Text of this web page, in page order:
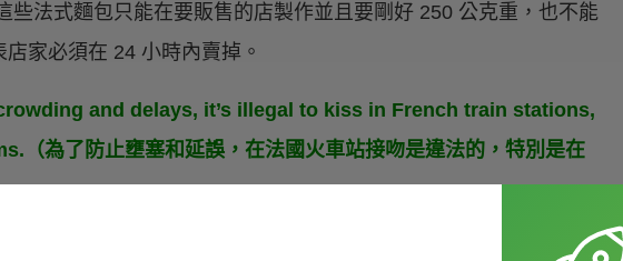
法式麵包只能在要販售的店製作並且要剛好 250 公克重，也不能
家必須在 24 小時內賣掉。
and delays, it’s illegal to kiss in French train stations,
為了防止壅塞和延誤，在法國火車站接吻是違法的，特別是在
路公司頒布了這項規定，雖然不知道這項規定的期限為何，但目